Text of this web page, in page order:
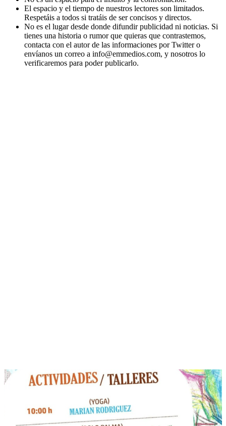
El espacio y el tiempo de nuestros lectores son limitados.
Respetáis a todos si tratáis de ser concisos y directos.
No es el lugar desde donde difundir publicidad ni noticias. Si
tienes una historia o rumor que quieras que contrastemos,
contacta con el autor de las informaciones por Twitter o
envíanos un correo a info@emmedios.com, y nosotros lo
verificaremos para poder publicarlo.